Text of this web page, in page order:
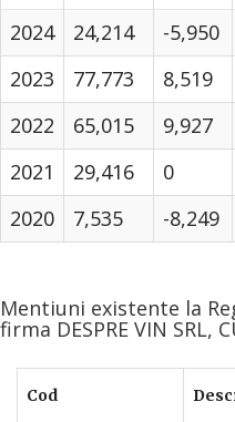
2024 24,214
-5,950
2023
77,773
8,519
2022
65,015
9,927
2021
29,416
0
2020
7,535 -8,249
Mentiuni existente la
firma DESPRE VIN SRL,
Cod